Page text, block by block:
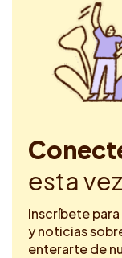
esta
Inscríbete
y noticias
enterarte de